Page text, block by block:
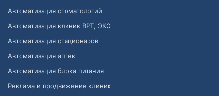
Автоматизация стоматологий
Автоматизация клиник ВРТ, ЭКО
Автоматизация стационаров
Автоматизация аптек
Автоматизация блока питания
Реклама и продвижение клиник